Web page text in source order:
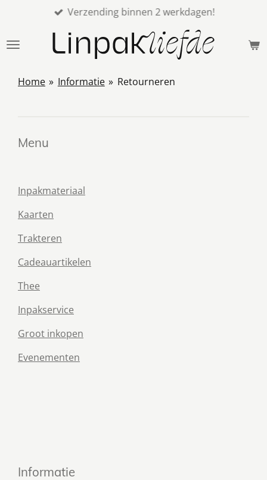
naar
Verzending binnen 2 werkdagen!
Home » Informatie » Retourneren
Menu
Inpakmateriaal
Kaarten
Trakteren
Cadeauartikelen
Thee
Inpakservice
Groot inkopen
Evenementen
Informatie